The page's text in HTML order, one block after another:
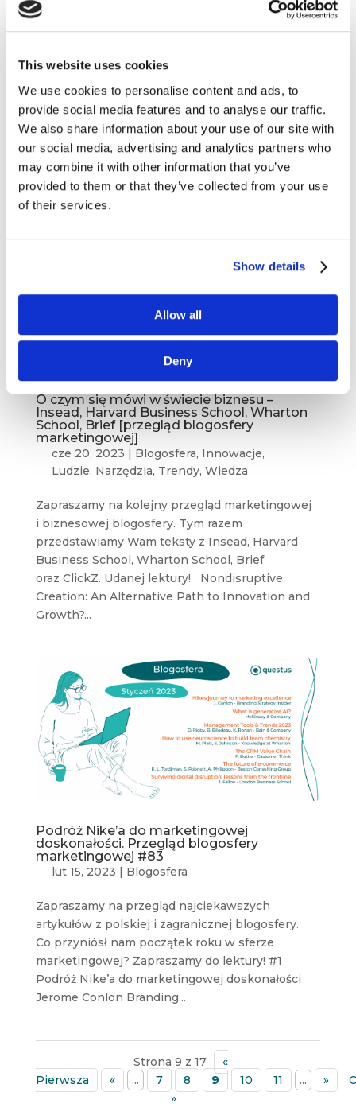
This website uses cookies
We use cookies to personalise content and ads, to
provide social media features and to analyse our traffic.
We also share information about your use of our site with
our social media, advertising and analytics partners who
may combine it with other information that you’ve
provided to them or that they’ve collected from your use
of their services.
Show details
Allow all
Deny
rewolucji cyfrowej
Marketer na rynku B2B w epoce czwartej
rewolucji cyfrowej Żyjemy w świecie, gdzie era
cyfrowa kształtuje naszą rzeczywistość, wywiera
ogromny wpływ na zwyczaje klientów, a tym
samym na ekosystem marketingowy.
W ostatnich latach granica między marketingiem
B2B...
O czym się mówi w świecie biznesu –
Insead, Harvard Business School, Wharton
School, Brief [przegląd blogosfery
marketingowej]
cze 20, 2023 Blogosfera, Innowacje,
Ludzie, Narzędzia, Trendy, Wiedza
Zapraszamy na kolejny przegląd marketingowej
i biznesowej blogosfery. Tym razem
przedstawiamy Wam teksty z Insead, Harvard
Business School, Wharton School, Brief
oraz ClickZ. Udanej lektury! Nondisruptive
Creation: An Alternative Path to Innovation and
Growth?...
Podróż Nike’a do marketingowej
doskonałości. Przegląd blogosfery
marketingowej #83
lut 15, 2023 | Blogosfera
Zapraszamy na przegląd najciekawszych
artykułów z polskiej i zagranicznej blogosfery.
Co przyniósł nam początek roku w sferze
marketingowej? Zapraszamy do lektury! #1
Podróż Nike’a do marketingowej doskonałości
Jerome Conlon Branding...
Strona 9 z 17
«
Pierwsza
« ... 7 8 9 10 11 ... »
»